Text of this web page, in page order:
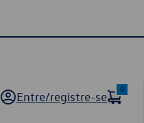
Entre/registre-se
0